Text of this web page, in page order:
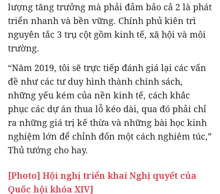
lượng tăng trưởng mà phải đảm bảo cả 2 là phát
triển nhanh và bền vững. Chính phủ kiên trì
nguyên tắc 3 trụ cột gồm kinh tế, xã hội và môi
trường.
“Năm 2019, tôi sẽ trực tiếp đánh giá lại các vấn
đề như các tư duy hình thành chính sách,
những yếu kém của nền kinh tế, cách khắc
phục các dự án thua lỗ kéo dài, qua đó phải chỉ
ra những giá trị kế thừa và những bài học kinh
nghiệm lớn để chỉnh đốn một cách nghiêm túc,”
Thủ tướng cho hay.
[Photo] Hội nghị triển khai Nghị quyết của
Quốc hội khóa XIV]